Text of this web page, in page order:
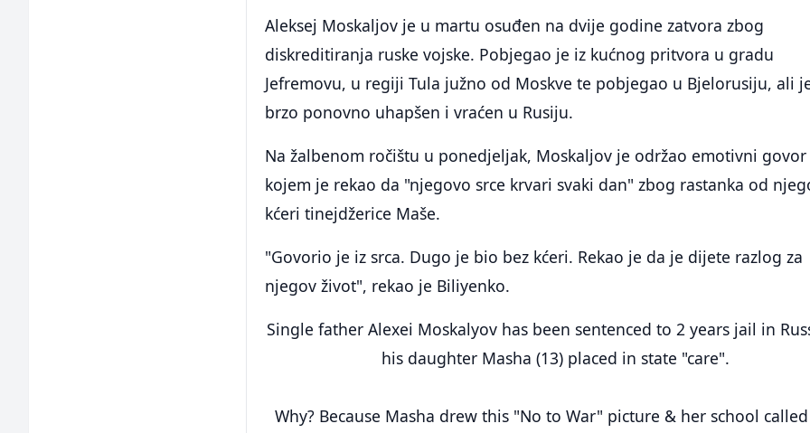
Aleksej Moskaljov je u martu osuđen na dvije godine zatvora zbog
diskreditiranja ruske vojske. Pobjegao je iz kućnog pritvora u gradu
Jefremovu, u regiji Tula južno od Moskve te pobjegao u Bjelorusiju, ali
brzo ponovno uhapšen i vraćen u Rusiju.
Na žalbenom ročištu u ponedjeljak, Moskaljov je održao emotivni
kojem je rekao da "njegovo srce krvari svaki dan" zbog rastanka od
kćeri tinejdžerice Maše.
"Govorio je iz srca. Dugo je bio bez kćeri. Rekao je da je dijete razlog za
njegov život", rekao je Biliyenko.
Single father Alexei Moskalyov has been sentenced to 2 years jail in
his daughter Masha (13) placed in state "care".
Why? Because Masha drew this "No to War" picture & her school